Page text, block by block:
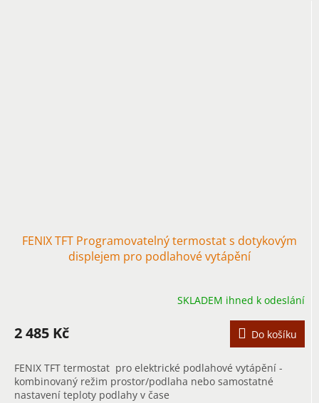
FENIX TFT Programovatelný termostat s dotykovým
displejem pro podlahové vytápění
SKLADEM ihned k odeslání
2 485 Kč Do košíku
FENIX TFT termostat pro elektrické podlahové vytápění -
kombinovaný režim prostor/podlaha nebo samostatné
nastavení teploty podlahy v čase